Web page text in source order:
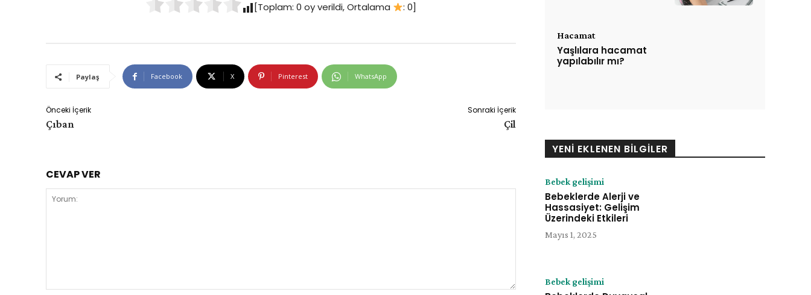
[Toplam: 0 oy verildi, Ortalama : 0]
Paylaş Facebook X Pinterest WhatsApp
Önceki İçerik
Çıban
Sonraki İçerik
Çil
CEVAP VER
Hacamat
Yaşlılara hacamat
yapılabılır mı?
YENI EKLENEN BILGILER
Bebek gelişimi
Bebeklerde Alerji ve
Hassasiyet: Gelişim
Üzerindeki Etkileri
Mayıs 1, 2025
Bebek gelişimi